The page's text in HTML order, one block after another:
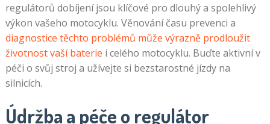
regulátorů dobíjení jsou klíčové pro dlouhý a spolehlivý
výkon vašeho motocyklu. Věnování času prevenci a
diagnostice těchto problémů může výrazně prodloužit
životnost vaší baterie i celého motocyklu. Buďte aktivní v
péči o svůj stroj a užívejte si bezstarostné jízdy na
silnicích.
Údržba a péče o regulátor